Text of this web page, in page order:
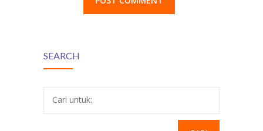
SEARCH
Cari untuk: